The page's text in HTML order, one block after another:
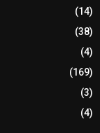
(14)
(38)
(4)
(169)
(3)
(4)